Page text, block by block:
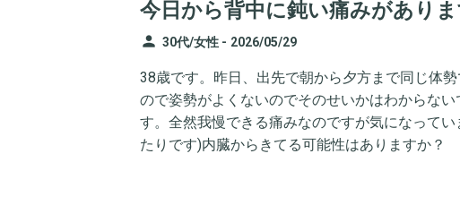
今日から背中に鈍い痛みがあり
person 30代/女性 - 2026/05/29
38歳です。昨日、出先で朝から夕方まで同じ体
ので姿勢がよくないのでそのせいかはわからな
す。全然我慢できる痛みなのですが気になって
たりです)内臓からきてる可能性はありますか？